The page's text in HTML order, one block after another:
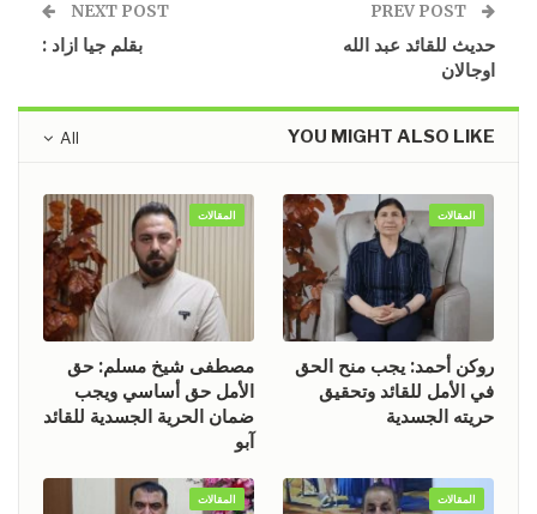
حديث للقائد عبد الله
اوجالان
NEXT POST
بقلم جيا ازاد :
All YOU MIGHT ALSO LIKE
المقالات
روكن أحمد: يجب منح الحق
في الأمل للقائد وتحقيق
حريته الجسدية
المقالات
مصطفى شيخ مسلم: حق
الأمل حق أساسي ويجب
ضمان الحرية الجسدية للقائد
آبو
المقالات المقالات